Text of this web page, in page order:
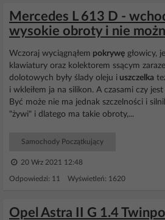
Mercedes L 613 D -
wysokie obroty i nie
Wczoraj wyciągnąłem pokrywę głowicy,
klawiatury oraz kolektorem ssącym
dolotowych były ślady oleju i uszczelka
i wkleiłem ja na silikon. A czasami czy
Być może nie ma jednak szczelności i
"żywi" i dlatego ma takie obroty,...
Samochody Początkujący
20 Wrz 2021 12:48
Odpowiedzi: 11 Wyświetleń: 1620
Opel Astra II G 1.4